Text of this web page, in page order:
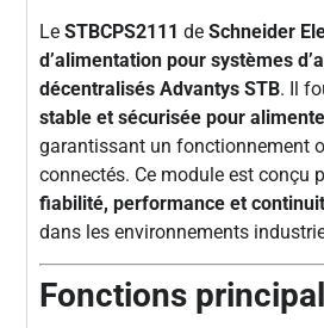
LeSTBCPS2111 deSchneider
d’alimentation pour systèmes
décentralisés Advantys STB. Il
stable et sécurisée pour
garantissant un fonctionnement
connectés. Ce module est conçu
fiabilité, performance et
dans les environnements
Fonctions